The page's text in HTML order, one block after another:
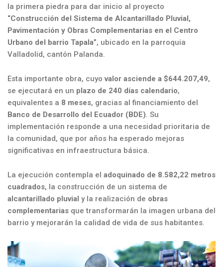
la primera piedra para dar inicio al proyecto
“Construcción del Sistema de Alcantarillado Pluvial,
Pavimentación y Obras Complementarias en el Centro
Urbano del barrio Tapala”, ubicado en la parroquia
Valladolid, cantón Palanda.
Esta importante obra, cuyovalor asciende a $644.207,49,
se ejecutará en un plazo de 240 días calendario,
equivalentes a 8 meses, gracias al financiamiento del
Banco de Desarrollo del Ecuador (BDE). Su
implementación responde a una necesidad prioritaria de
la comunidad, que por años ha esperado mejoras
significativas en infraestructura básica.
La ejecución contempla el adoquinado de 8.582,22 metros
cuadrados, la construcción de un sistema de
alcantarillado pluvial y la realización de obras
complementarias que transformarán la imagen urbana del
barrio y mejorarán la calidad de vida de sus habitantes.